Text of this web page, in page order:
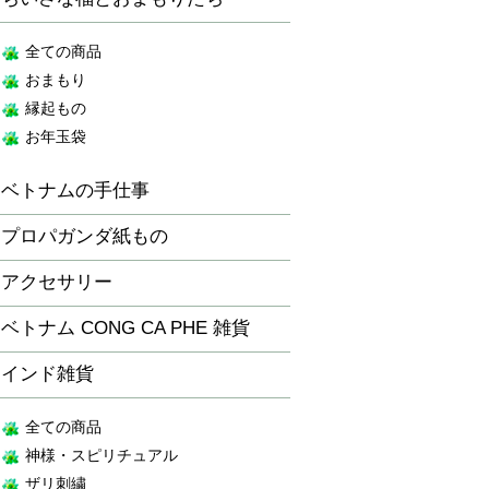
全ての商品
おまもり
縁起もの
お年玉袋
ベトナムの手仕事
プロパガンダ紙もの
アクセサリー
ベトナム CONG CA PHE 雑貨
インド雑貨
全ての商品
神様・スピリチュアル
ザリ刺繍